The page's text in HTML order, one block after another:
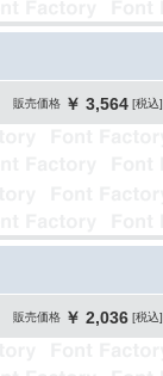
販売価格 ￥ 3,564 [税込]
販売価格 ￥ 2,036 [税込]